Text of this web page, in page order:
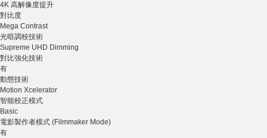
4K 高解像度提升
對比度
Mega Contrast
光暗調校技術
Supreme UHD Dimming
對比強化技術
有
動態技術
Motion Xcelerator
智能校正模式
Basic
電影製作者模式 (Filmmaker Mode)
有